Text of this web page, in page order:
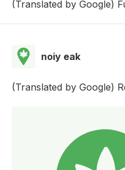
(Translated by Google)
noiy eak
(Translated by Google)